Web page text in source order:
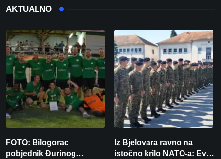
AKTUALNO
FOTO: Bilogorac
pobjednik Đurinog
Iz Bjelovara ravno na
istočno krilo NATO-a: Evo